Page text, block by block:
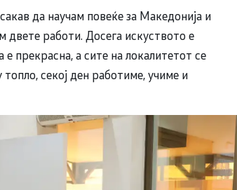
да научам повеќе за Македонија и
работи. Досега искуството е
прекрасна, а сите на локалитетот се
секој ден работиме, учиме и